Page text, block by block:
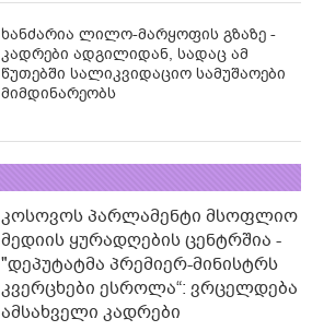
ხანძარია ლილო-მარყოფის გზაზე -
კადრები ადგილიდან, სადაც ამ
წუთებში სალიკვიდაციო სამუშაოები
მიმდინარეობს
კოსოვოს პარლამენტი მსოფლიო
მედიის ყურადღების ცენტრშია -
"დეპუტატმა პრემიერ-მინისტრს
კვერცხები ესროლა“: ვრცელდება
ამსახველი კადრები